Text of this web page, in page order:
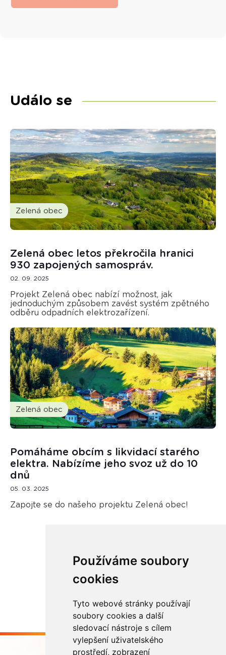
Používáme soubory
cookies
Tyto webové stránky používají
soubory cookies a další
sledovací nástroje s cílem
vylepšení uživatelského
prostředí, zobrazení
Událo se
Zelená obec
Zelená obec letos překročila hranici
930 zapojených samospráv.
02. 09. 2025
Projekt Zelená obec nabízí možnost, jak
jednoduchým způsobem zavést systém zpětného
odběru odpadních elektrozařízení.
Zelená obec
Pomáháme obcím s likvidací starého
elektra. Nabízíme jeho svoz už do 10
dnů
05. 03. 2025
Zapojte se do našeho projektu Zelená obec!
Načíst další